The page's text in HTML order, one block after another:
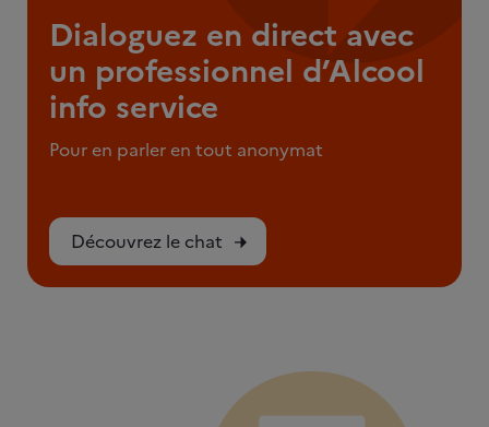
Dialoguez en direct avec
un professionnel d’Alcool
info service
Pour en parler en tout anonymat
Découvrez le chat